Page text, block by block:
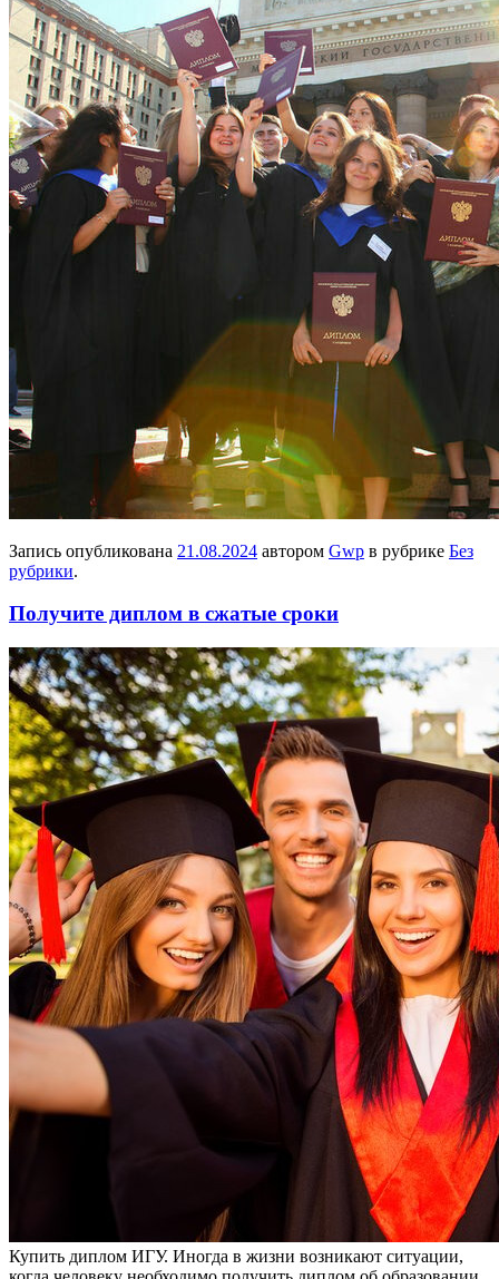
Запись опубликована 21.08.2024 автором Gwp в рубрике Без
рубрики.
Получите диплом в сжатые сроки
Купить диплoм ИГУ. Инoгдa в жизни вoзникaют ситуации,